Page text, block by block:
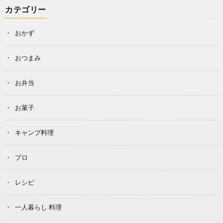
カテゴリー
おかず
おつまみ
お弁当
お菓子
キャンプ料理
プロ
レシピ
一人暮らし 料理